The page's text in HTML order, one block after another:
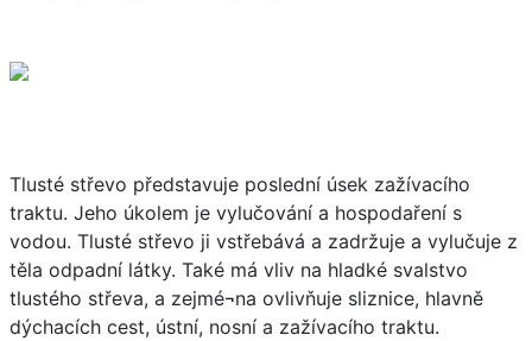
Tlusté střevo představuje poslední úsek zažívacího
traktu. Jeho úkolem je vylučování a hospodaření s
vodou. Tlusté střevo ji vstřebává a zadržuje a vylučuje z
těla odpadní látky. Také má vliv na hladké svalstvo
tlustého střeva, a zejmé¬na ovlivňuje sliznice, hlavně
dýchacích cest, ústní, nosní a zažívacího traktu.